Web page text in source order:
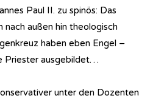
Paul II. zu spinös: Das
nach außen hin theologisch
haben eben Engel –
Priester ausgebildet…
unter den Dozenten